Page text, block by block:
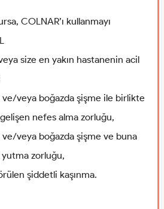
COLNAR’ı kullanmayı
size en yakın hastanenin acil
ve/veya boğazda şişme ile birlikte
nefes alma zorluğu,
ve/veya boğazda şişme ve buna
yutma zorluğu,
şiddetli kaşınma.